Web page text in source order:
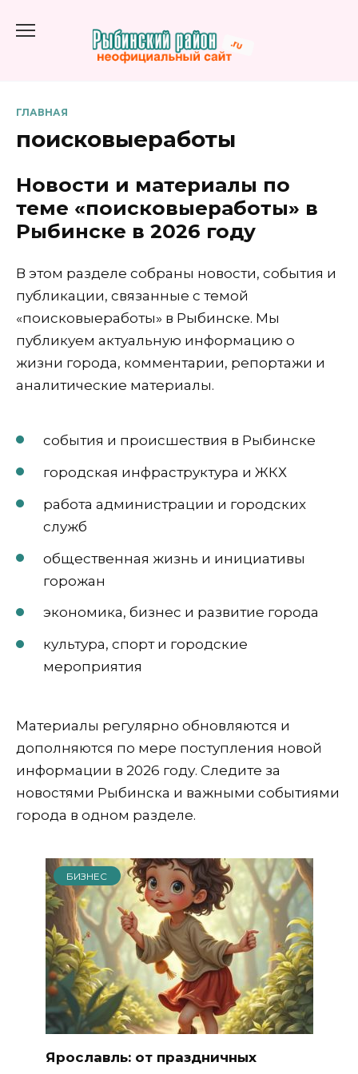
содержанию
ГЛАВНАЯ
поисковыеработы
Новости и материалы по
теме «поисковыеработы» в
Рыбинске в 2026 году
В этом разделе собраны новости, события и
публикации, связанные с темой
«поисковыеработы» в Рыбинске. Мы
публикуем актуальную информацию о
жизни города, комментарии, репортажи и
аналитические материалы.
события и происшествия в Рыбинске
городская инфраструктура и ЖКХ
работа администрации и городских
служб
общественная жизнь и инициативы
горожан
экономика, бизнес и развитие города
культура, спорт и городские
мероприятия
Материалы регулярно обновляются и
дополняются по мере поступления новой
информации в 2026 году. Следите за
новостями Рыбинска и важными событиями
города в одном разделе.
БИЗНЕС
Ярославль: от праздничных